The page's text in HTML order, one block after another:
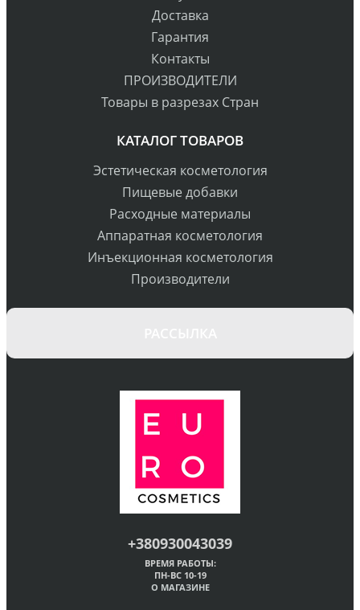
Доставка
Гарантия
Контакты
ПРОИЗВОДИТЕЛИ
Товары в разрезах Стран
КАТАЛОГ ТОВАРОВ
Эстетическая косметология
Пищевые добавки
Расходные материалы
Аппаратная косметология
Инъекционная косметология
Производители
+380930043039
ВРЕМЯ РАБОТЫ:
ПН-ВС 10-19
О МАГАЗИНЕ